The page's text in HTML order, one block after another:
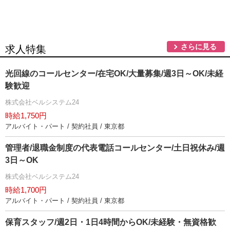
求人特集 さらに見る
光回線のコールセンター/在宅OK/大量募集/週3日～OK/未経
験歓迎
株式会社ベルシステム24
時給1,750円
アルバイト・パート / 契約社員 / 東京都
管理者/退職金制度の代表電話コールセンター/土日祝休み/週
3日～OK
株式会社ベルシステム24
時給1,700円
アルバイト・パート / 契約社員 / 東京都
保育スタッフ/週2日・1日4時間からOK/未経験・無資格歓